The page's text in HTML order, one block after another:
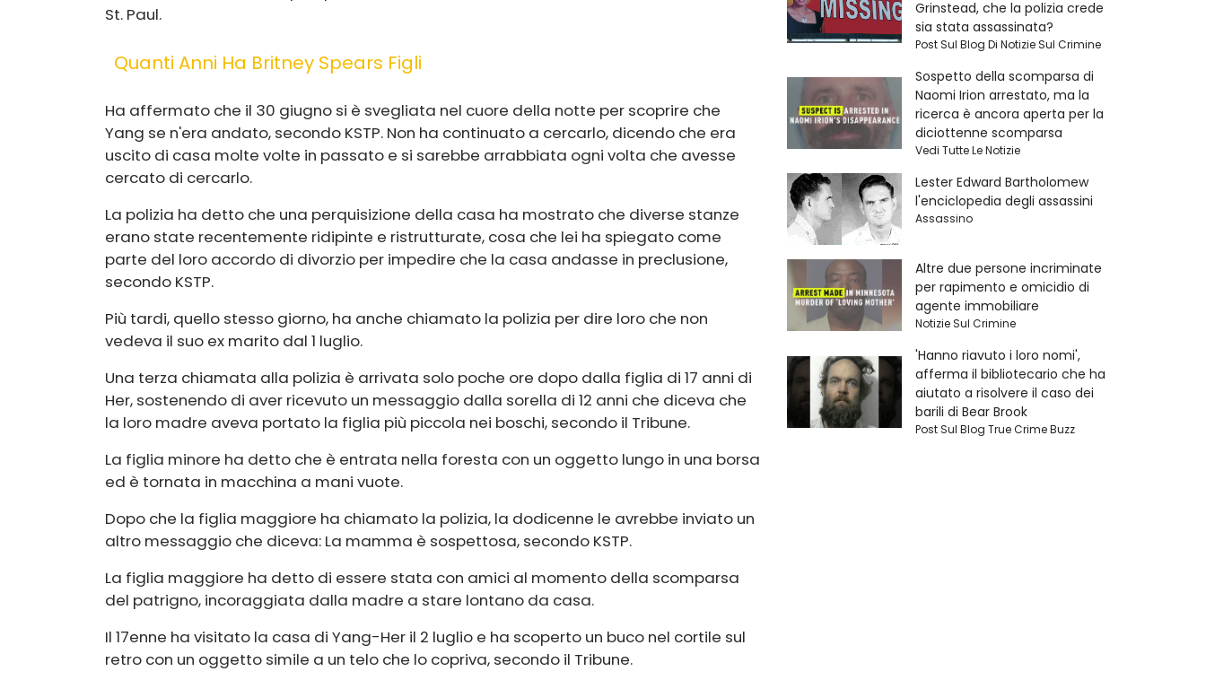
St. Paul.
Quanti Anni Ha Britney Spears Figli
Ha affermato che il 30 giugno si è svegliata nel cuore della notte per scoprire che
Yang se n'era andato, secondo KSTP. Non ha continuato a cercarlo, dicendo che era
uscito di casa molte volte in passato e si sarebbe arrabbiata ogni volta che avesse
cercato di cercarlo.
La polizia ha detto che una perquisizione della casa ha mostrato che diverse stanze
erano state recentemente ridipinte e ristrutturate, cosa che lei ha spiegato come
parte del loro accordo di divorzio per impedire che la casa andasse in preclusione,
secondo KSTP.
Più tardi, quello stesso giorno, ha anche chiamato la polizia per dire loro che non
vedeva il suo ex marito dal 1 luglio.
Una terza chiamata alla polizia è arrivata solo poche ore dopo dalla figlia di 17 anni di
Her, sostenendo di aver ricevuto un messaggio dalla sorella di 12 anni che diceva che
la loro madre aveva portato la figlia più piccola nei boschi, secondo il Tribune.
La figlia minore ha detto che è entrata nella foresta con un oggetto lungo in una borsa
ed è tornata in macchina a mani vuote.
Dopo che la figlia maggiore ha chiamato la polizia, la dodicenne le avrebbe inviato un
altro messaggio che diceva: La mamma è sospettosa, secondo KSTP.
La figlia maggiore ha detto di essere stata con amici al momento della scomparsa
del patrigno, incoraggiata dalla madre a stare lontano da casa.
Il 17enne ha visitato la casa di Yang-Her il 2 luglio e ha scoperto un buco nel cortile sul
retro con un oggetto simile a un telo che lo copriva, secondo il Tribune.
Grinstead, che la polizia crede
sia stata assassinata?
Post Sul Blog Di Notizie Sul Crimine
Sospetto della scomparsa di
Naomi Irion arrestato, ma la
ricerca è ancora aperta per la
diciottenne scomparsa
Vedi Tutte Le Notizie
Lester Edward Bartholomew
l'enciclopedia degli assassini
Assassino
Altre due persone incriminate
per rapimento e omicidio di
agente immobiliare
Notizie Sul Crimine
'Hanno riavuto i loro nomi',
afferma il bibliotecario che ha
aiutato a risolvere il caso dei
barili di Bear Brook
Post Sul Blog True Crime Buzz